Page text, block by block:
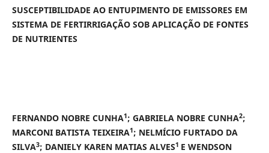
SUSCEPTIBILIDADE AO ENTUPIMENTO DE EMISSORES EM
SISTEMA DE FERTIRRIGAÇÃO SOB APLICAÇÃO DE FONTES
DE NUTRIENTES
FERNANDO NOBRE CUNHA1; GABRIELA NOBRE CUNHA2;
MARCONI BATISTA TEIXEIRA1; NELMÍCIO FURTADO DA
SILVA3; DANIELY KAREN MATIAS ALVES1 E WENDSON